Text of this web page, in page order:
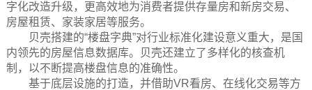
字化改造升级，更高效地为消费者提供存量房和新房交易、
房屋租赁、家装家居等服务。
贝壳搭建的“楼盘字典”对行业标准化建设意义重大，是国
内领先的房屋信息数据库。贝壳还建立了多样化的核查机
制，以不断提高楼盘信息的准确性。
基于底层设施的打造，并借助VR看房、在线化交易等方